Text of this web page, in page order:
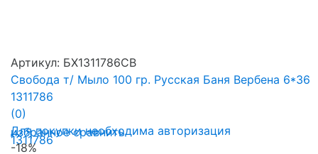
избранное сравнить
Артикул: БХ1311786СВ
Свобода т/ Мыло 100 гр. Русская Баня Вербена 6*36
1311786
(0)
Для покупки необходима авторизация
-18%